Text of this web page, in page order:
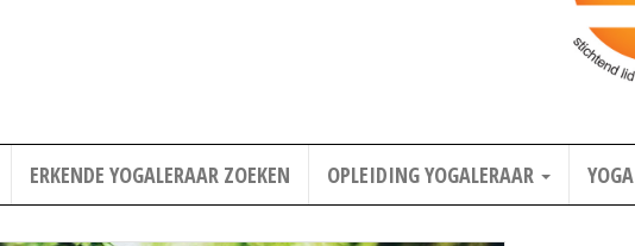
ERKENDE YOGALERAAR ZOEKEN OPLEIDING YOGALERAAR YOGA